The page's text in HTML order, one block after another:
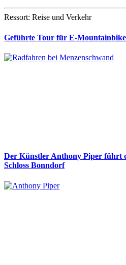
Ressort: Reise und Verkehr
Geführte Tour für E-
Der Künstler Anthony Piper führt
Schloss Bonndorf